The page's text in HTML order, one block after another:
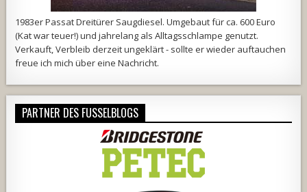
1983er Passat Dreitürer Saugdiesel. Umgebaut für ca. 600 Euro
(Kat war teuer!) und jahrelang als Alltagsschlampe genutzt.
Verkauft, Verbleib derzeit ungeklärt - sollte er wieder auftauchen
freue ich mich über eine Nachricht.
PARTNER DES FUSSELBLOGS